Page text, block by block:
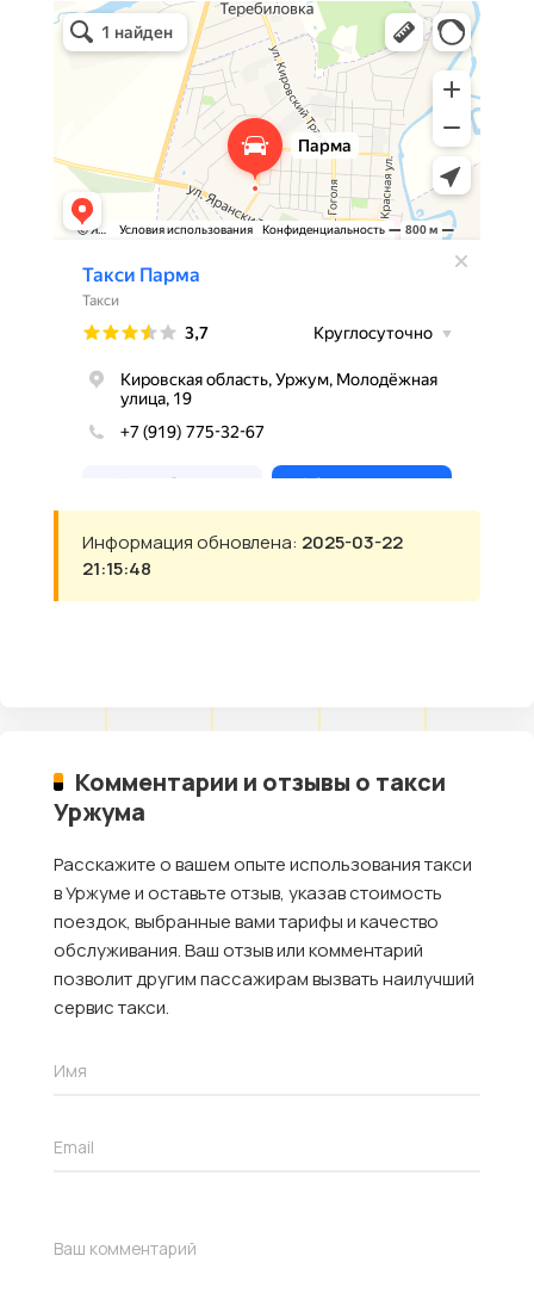
Информация обновлена: 2025-03-22
21:15:48
Комментарии и отзывы о такси
Уржума
Расскажите о вашем опыте использования такси
в Уржуме и оставьте отзыв, указав стоимость
поездок, выбранные вами тарифы и качество
обслуживания. Ваш отзыв или комментарий
позволит другим пассажирам вызвать наилучший
сервис такси.